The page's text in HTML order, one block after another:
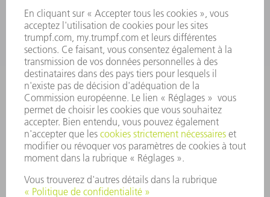
ELECTRONIQUE DE PUISSANCE
OUTILS ÉLECTRIQUES
SMART FACTORY
LOGICIEL
SERVICES
APPLICATIONS
SECTEURS D'ACTIVITÉ
ENTREPRISE
CARRIÈRE
OFFRES D'EMPLOI
PROFIL DE L'ENTREPRISE
CONSEIL D'ADMINISTRATION
RAPPORT ANNUEL
PRINCIPES FONDAMENTAUX DE L'ENTREPRISE
CONFORMITÉ